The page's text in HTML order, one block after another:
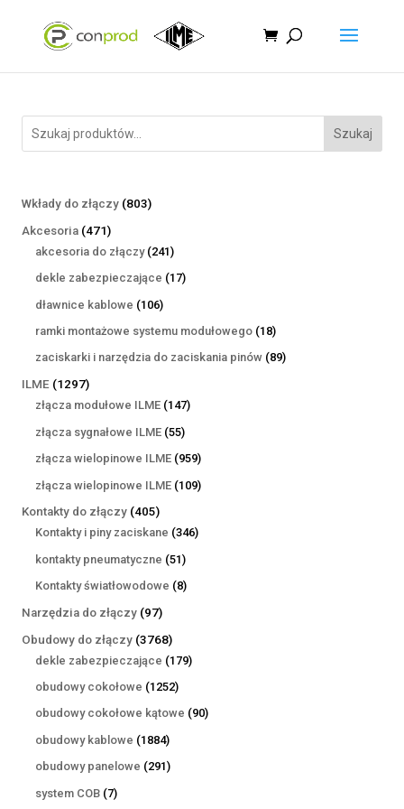
Szukaj
Wkłady do złączy 803803
Akcesoria 471471
produktów
akcesoria do złączy 241241
produktów
dekle zabezpieczające 1717
dławnice kablowe 106106
produktów
ramki montażowe systemu modułowego 1818
produktów
zaciskarki i narzędzia do zaciskania pinów 8989
ILME 12971297
produktów
złącza modułowe ILME 147147
złącza sygnałowe ILME 5555
produktów
złącza wielopinowe ILME 959959
produktów
złącza wielopinowe ILME 109109
Kontakty do złączy 405405
produktów
Kontakty i piny zaciskane 346346
kontakty pneumatyczne 5151
produktów
Kontakty światłowodowe 88
Narzędzia do złączy 9797
produktów
Obudowy do złączy 37683768
produktów
dekle zabezpieczające 179179
obudowy cokołowe 12521252
produkty
obudowy cokołowe kątowe 9090
obudowy kablowe 18841884
produkty
obudowy panelowe 291291
system COB 77